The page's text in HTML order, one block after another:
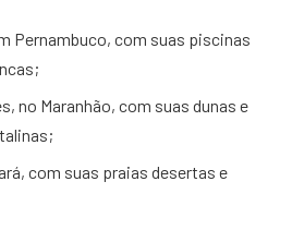
Pernambuco, com suas piscinas
no Maranhão, com suas dunas e
com suas praias desertas e